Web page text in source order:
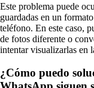
Este problema puede
guardadas en un
teléfono. En este caso,
de fotos diferente o
intentar visualizarlas en
¿Cómo puedo